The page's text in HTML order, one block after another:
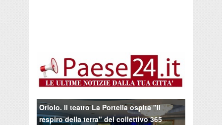
Oriolo. Il teatro La Portella ospita "Il
respiro della terra" del collettivo 365